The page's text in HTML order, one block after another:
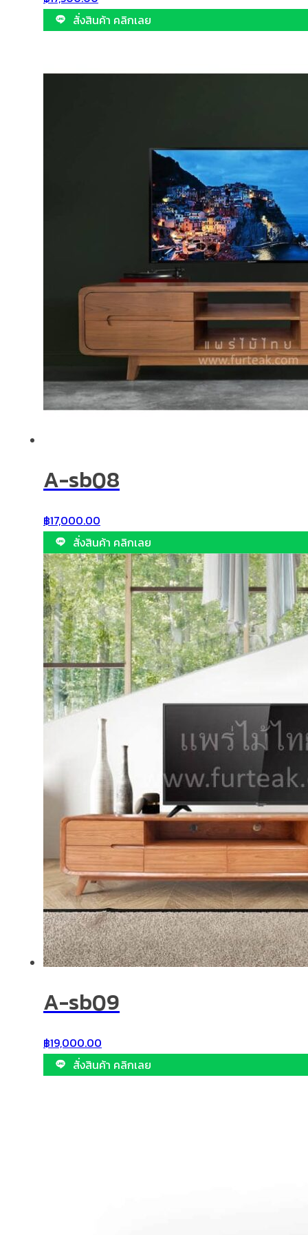
สั่งสินค้า คลิกเลย
A-sb08
฿17,000.00
สั่งสินค้า คลิกเลย
A-sb09
฿19,000.00
สั่งสินค้า คลิกเลย